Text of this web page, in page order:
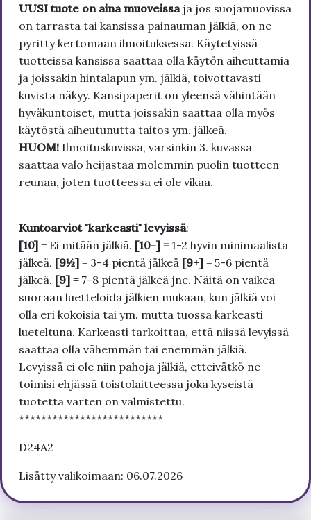
UUSI tuote on aina muoveissa ja jos suojamuovissa
on tarrasta tai kansissa painauman jälkiä, on ne
pyritty kertomaan ilmoituksessa. Käytetyissä
tuotteissa kansissa saattaa olla käytön aiheuttamia
ja joissakin hintalapun ym. jälkiä, toivottavasti
kuvista näkyy. Kansipaperit on yleensä vähintään
hyväkuntoiset, mutta joissakin saattaa olla myös
käytöstä aiheutunutta taitos ym. jälkeä.
HUOM! Ilmoituskuvissa, varsinkin 3. kuvassa
saattaa valo heijastaa molemmin puolin tuotteen
reunaa, joten tuotteessa ei ole vikaa.
Kuntoarviot "karkeasti" levyissä:
[10] = Ei mitään jälkiä. [10-] = 1-2 hyvin minimaalista
jälkeä. [9½] = 3-4 pientä jälkeä [9+] = 5-6 pientä
jälkeä. [9] = 7-8 pientä jälkeä jne. Näitä on vaikea
suoraan luetteloida jälkien mukaan, kun jälkiä voi
olla eri kokoisia tai ym. mutta tuossa karkeasti
lueteltuna. Karkeasti tarkoittaa, että niissä levyissä
saattaa olla vähemmän tai enemmän jälkiä.
Levyissä ei ole niin pahoja jälkiä, etteivätkö ne
toimisi ehjässä toistolaitteessa joka kyseistä
tuotetta varten on valmistettu.
**************************
D24A2
Lisätty valikoimaan: 06.07.2026